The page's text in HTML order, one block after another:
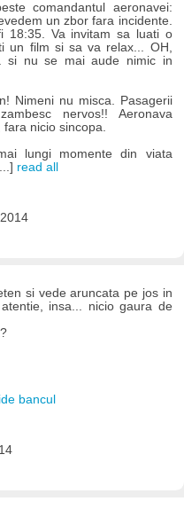
comandantul aeronavei:
un zbor fara incidente.
18:35. Va invitam sa luati o
un film si sa va relax... OH,
si nu se mai aude nimic in
Nimeni nu misca. Pasagerii
nervos!! Aeronava
nicio sincopa.
lungi momente din viata
read all
si vede aruncata pe jos in
insa... nicio gaura de
bancul